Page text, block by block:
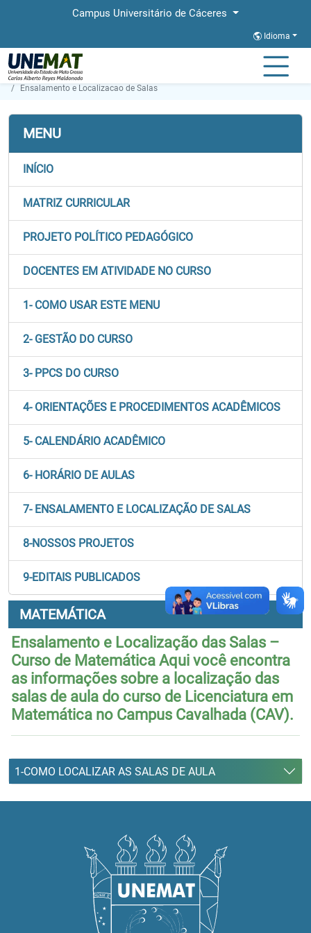
Campus Universitário de Cáceres
Idioma
Página Inicial
Matemática
Ensalamento e Localizacao de Salas
MENU
INÍCIO
MATRIZ CURRICULAR
PROJETO POLÍTICO PEDAGÓGICO
DOCENTES EM ATIVIDADE NO CURSO
1- COMO USAR ESTE MENU
2- GESTÃO DO CURSO
3- PPCS DO CURSO
4- ORIENTAÇÕES E PROCEDIMENTOS ACADÊMICOS
5- CALENDÁRIO ACADÊMICO
6- HORÁRIO DE AULAS
7- ENSALAMENTO E LOCALIZAÇÃO DE SALAS
8-NOSSOS PROJETOS
9-EDITAIS PUBLICADOS
MATEMÁTICA
Ensalamento e Localização das Salas –
Curso de Matemática Aqui você encontra
as informações sobre a localização das
salas de aula do curso de Licenciatura em
Matemática no Campus Cavalhada (CAV).
1-COMO LOCALIZAR AS SALAS DE AULA